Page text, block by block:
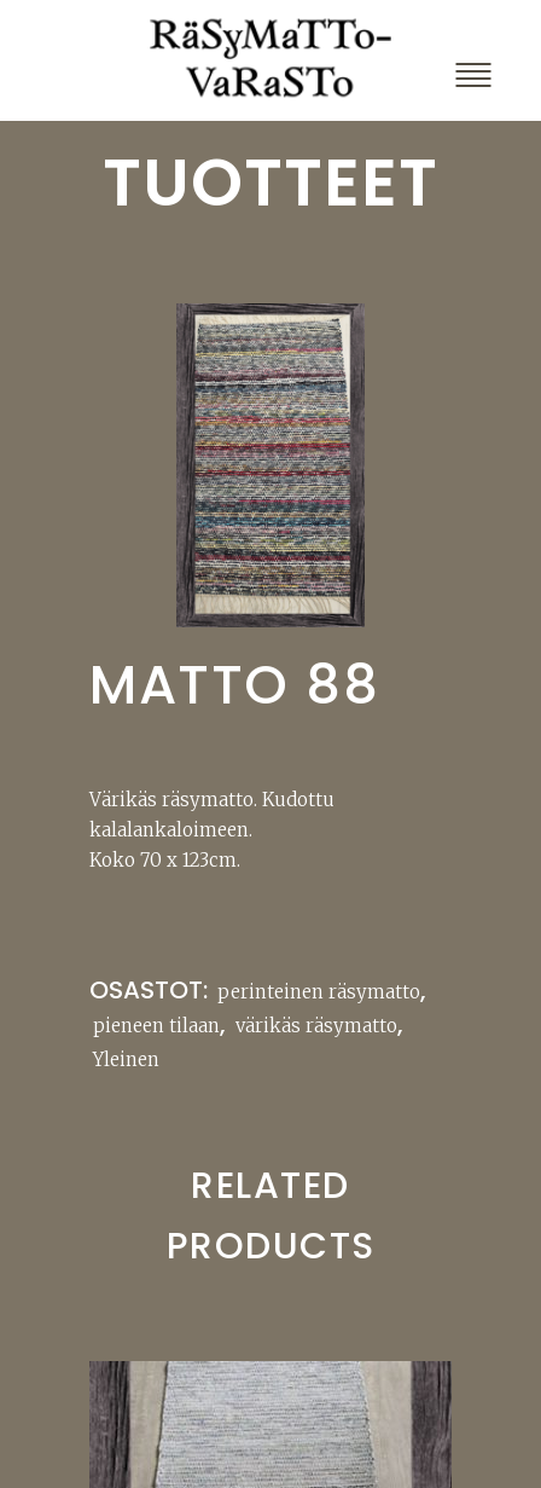
TUOTTEET
MATTO 88
Värikäs räsymatto. Kudottu
kalalankaloimeen.
Koko 70 x 123cm.
OSASTOT: perinteinen räsymatto,
pieneen tilaan, värikäs räsymatto,
Yleinen
RELATED
PRODUCTS